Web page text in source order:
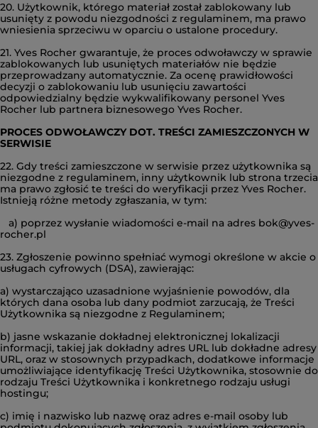
20. Użytkownik, którego materiał został zablokowany lub
usunięty z powodu niezgodności z regulaminem, ma prawo
wniesienia sprzeciwu w oparciu o ustalone procedury.
21. Yves Rocher gwarantuje, że proces odwoławczy w sprawie
zablokowanych lub usuniętych materiałów nie będzie
przeprowadzany automatycznie. Za ocenę prawidłowości
decyzji o zablokowaniu lub usunięciu zawartości
odpowiedzialny będzie wykwalifikowany personel Yves
Rocher lub partnera biznesowego Yves Rocher.
PROCES ODWOŁAWCZY DOT. TREŚCI ZAMIESZCZONYCH W
SERWISIE
22. Gdy treści zamieszczone w serwisie przez użytkownika są
niezgodne z regulaminem, inny użytkownik lub strona trzecia
ma prawo zgłosić te treści do weryfikacji przez Yves Rocher.
Istnieją różne metody zgłaszania, w tym:
a) poprzez wysłanie wiadomości e-mail na adres bok@yves-
rocher.pl
23. Zgłoszenie powinno spełniać wymogi określone w akcie o
usługach cyfrowych (DSA), zawierając:
a) wystarczająco uzasadnione wyjaśnienie powodów, dla
których dana osoba lub dany podmiot zarzucają, że Treści
Użytkownika są niezgodne z Regulaminem;
b) jasne wskazanie dokładnej elektronicznej lokalizacji
informacji, takiej jak dokładny adres URL lub dokładne adresy
URL, oraz w stosownych przypadkach, dodatkowe informacje
umożliwiające identyfikację Treści Użytkownika, stosownie do
rodzaju Treści Użytkownika i konkretnego rodzaju usługi
hostingu;
c) imię i nazwisko lub nazwę oraz adres e-mail osoby lub